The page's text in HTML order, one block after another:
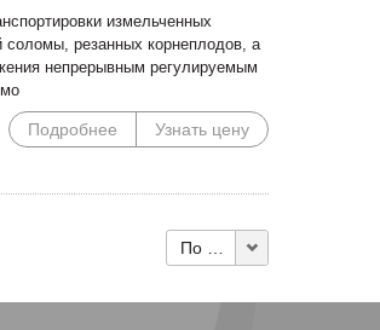
измельченных
соломы, резанных корнеплодов, а
непрерывным регулируемым
Подробнее Узнать цену
По 10